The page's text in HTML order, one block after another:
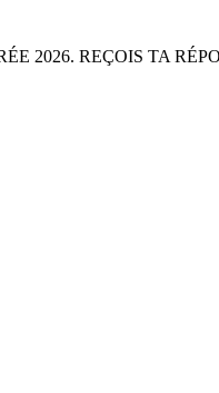
2026. REÇOIS TA